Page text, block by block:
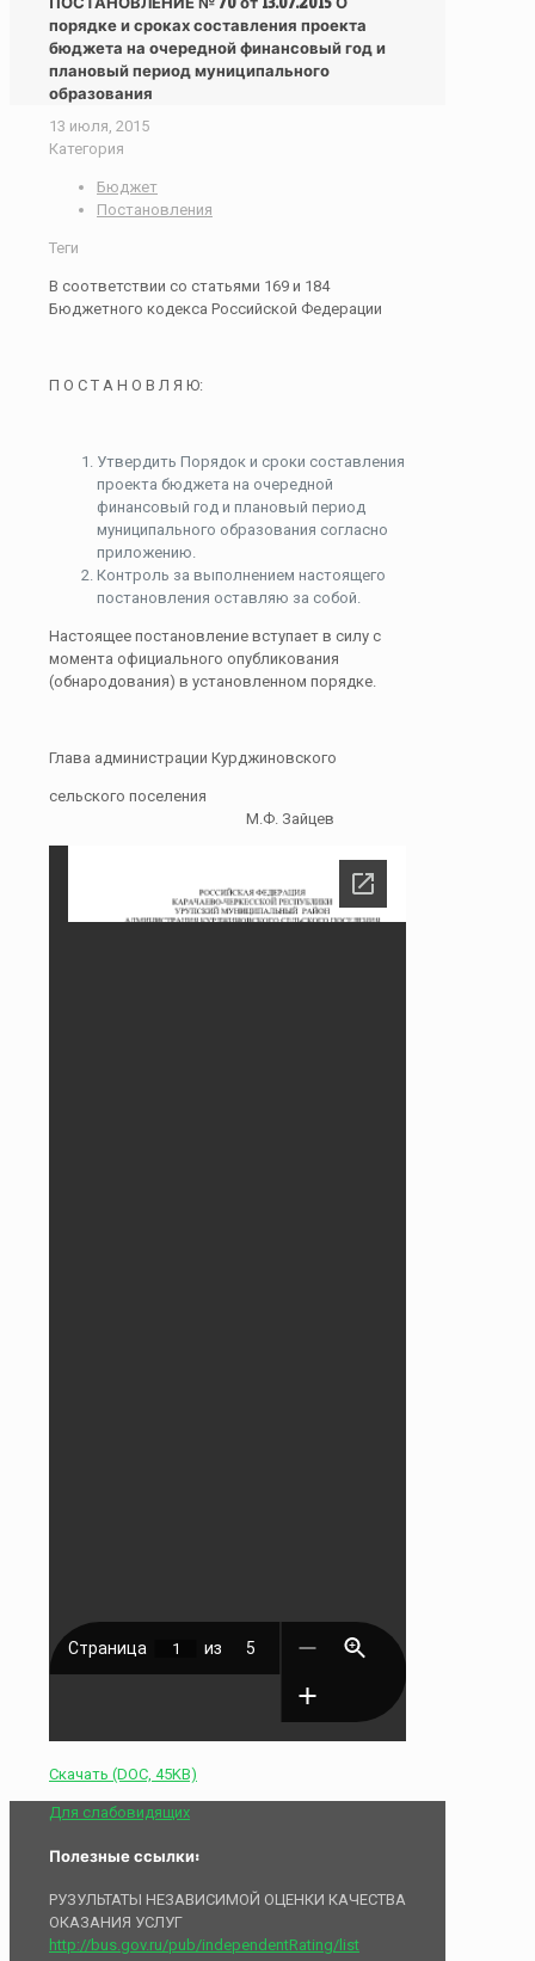
порядке и сроках составления проекта
бюджета на очередной финансовый год и
плановый период муниципального
образования
13 июля, 2015
Категория
Бюджет
Постановления
Теги
В соответствии со статьями 169 и 184
Бюджетного кодекса Российской Федерации
П О С Т А Н О В Л Я Ю:
Утвердить Порядок и сроки составления
проекта бюджета на очередной
финансовый год и плановый период
муниципального образования согласно
приложению.
Контроль за выполнением настоящего
постановления оставляю за собой.
Настоящее постановление вступает в силу с
момента официального опубликования
(обнародования) в установленном порядке.
Глава администрации Курджиновского
сельского поселения
М.Ф. Зайцев
Скачать (DOC, 45KB)
Для слабовидящих
Полезные ссылки:
РУЗУЛЬТАТЫ НЕЗАВИСИМОЙ ОЦЕНКИ КАЧЕСТВА
ОКАЗАНИЯ УСЛУГ
http://bus.gov.ru/pub/independentRating/list